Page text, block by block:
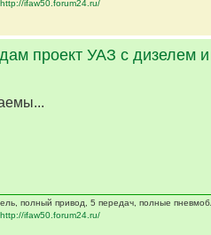
http://ifaw50.forum24.ru/
проект УАЗ с дизелем
полный привод, 5 передач, полные
http://ifaw50.forum24.ru/